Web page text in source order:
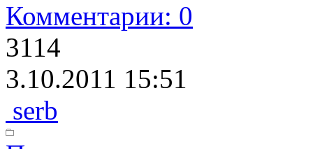
Комментарии: 0
3114
3.10.2011 15:51
serb